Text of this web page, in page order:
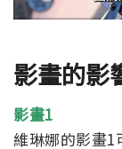
影畫的影
影畫1
維琳娜的影畫1